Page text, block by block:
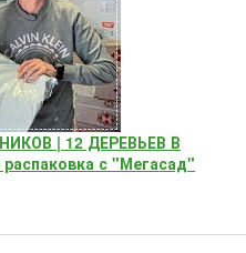
| 12 ДЕРЕВЬЕВ В
с "Мегасад"